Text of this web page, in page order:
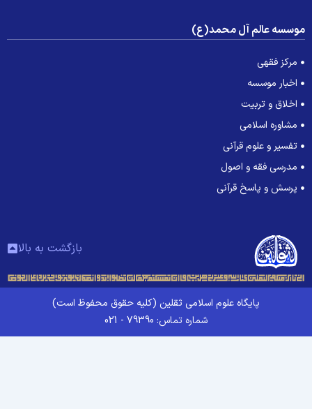
عالم آل محمد(ع)
مرکز فقهی
اخبار موسسه
اخلاق و تربیت
مشاوره اسلامی
تفسیر و علوم قرآنی
مدرسی فقه و اصول
پرسش و پاسخ قرآنی
بازگشت به بالا
پایگاه علوم اسلامی ثقلین (کلیه حقوق محفوظ است)
شماره تماس: 79390 - 021